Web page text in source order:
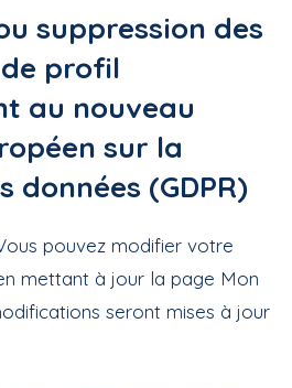
suppression des
profil
au nouveau
sur la
données (GDPR)
pouvez modifier votre
mettant à jour la page Mon
seront mises à jour